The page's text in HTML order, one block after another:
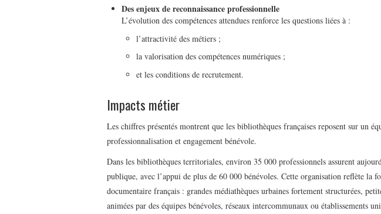
Des enjeux de reconnaissance professionnelle
L’évolution des compétences attendues renforce les questions liées à :
l’attractivité des métiers ;
la valorisation des compétences numériques ;
et les conditions de recrutement.
Impacts métier
Les chiffres présentés montrent que les bibliothèques françaises reposent sur un
professionnalisation et engagement bénévole.
Dans les bibliothèques territoriales, environ 35 000 professionnels assurent
publique, avec l’appui de plus de 60 000 bénévoles. Cette organisation reflète la
documentaire français : grandes médiathèques urbaines fortement structurées,
animées par des équipes bénévoles, réseaux intercommunaux ou établissements